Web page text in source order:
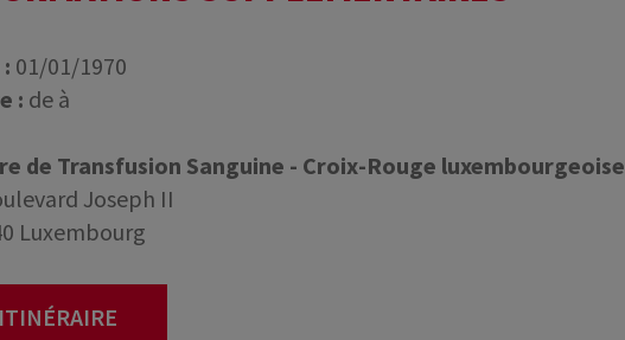
01/01/1970
: de à
de Transfusion Sanguine - Croix-Rouge luxembourgeoise
Joseph II
Luxembourg
ITINÉRAIRE